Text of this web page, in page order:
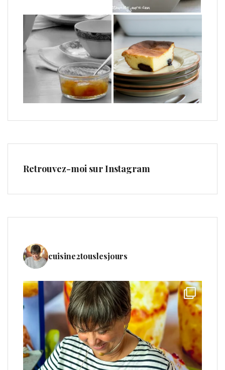
Retrouvez-moi sur Instagram
cuisine2touslesjours